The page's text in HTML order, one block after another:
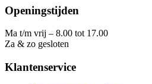
Openingstijden
Ma t/m vrij – 8.00 tot 17.00
Za & zo gesloten
Klantenservice